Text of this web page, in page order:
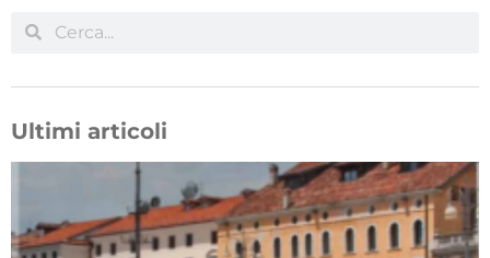
Ultimi articoli